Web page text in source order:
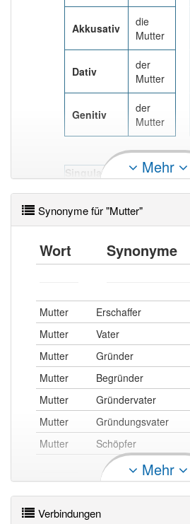
Akkusativ
die
Mutter
Dativ
der
Mutter
Genitiv
der
Mutter
Singular
die
Mutter
Akkusativ
Mutter
Genitiv
der
Singular
Nominativ
die
Mutter
Akkusativ
die
Mutter
der
Mehr
Synonyme für "Mutter"
Wort Synonyme
Mutter
Erschaffer
Mutter
Vater
Mutter
Gründer
Mutter
Begründer
Mutter
Gründervater
Mutter
Gründungsvater
Mutter
Schöpfer
Mehr
Verbindungen